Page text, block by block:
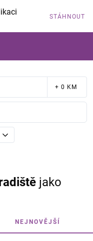
STÁHNOUT
+ 0 KM
jako
NEJNOVĚJŠÍ